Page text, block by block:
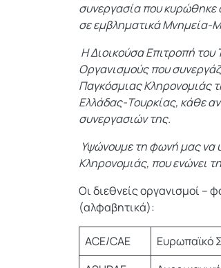
συνεργασία που κυρώθηκε
σε εμβληματικά Μνημεία-
Η Διοικούσα Επιτροπή του
Οργανισμούς που
Παγκόσμιας Κληρονομιάς
Ελλάδας-Τουρκίας, κάθε
συνεργασιών της.
Υψώνουμε τη φωνή μας να
Κληρονομιάς, που ενώνει
Οι διεθνείς οργανισμοί –
(αλφαβητικά):
ACE/CAE
Ευρωπαϊκό